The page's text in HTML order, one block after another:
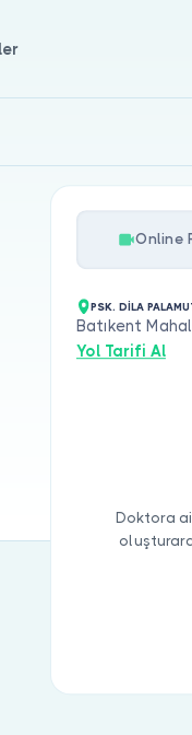
Online
PSK. DİLA
Batıkent
Yol Tarifi Al
Doktora